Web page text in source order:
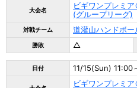
大会名
ビギワンプレミア
(グループリーグ)
対戦チーム 道灌山ハンドボー
勝敗 △
日付 11/15(Sun) 11:00
ビギワンプレミア